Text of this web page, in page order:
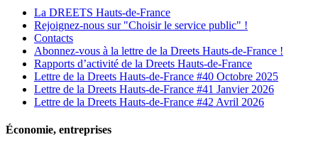
La DREETS Hauts-de-France
Rejoignez-nous sur "Choisir le service public" !
Contacts
Abonnez-vous à la lettre de la Dreets Hauts-de-France !
Rapports d’activité de la Dreets Hauts-de-France
Lettre de la Dreets Hauts-de-France #40 Octobre 2025
Lettre de la Dreets Hauts-de-France #41 Janvier 2026
Lettre de la Dreets Hauts-de-France #42 Avril 2026
Économie, entreprises